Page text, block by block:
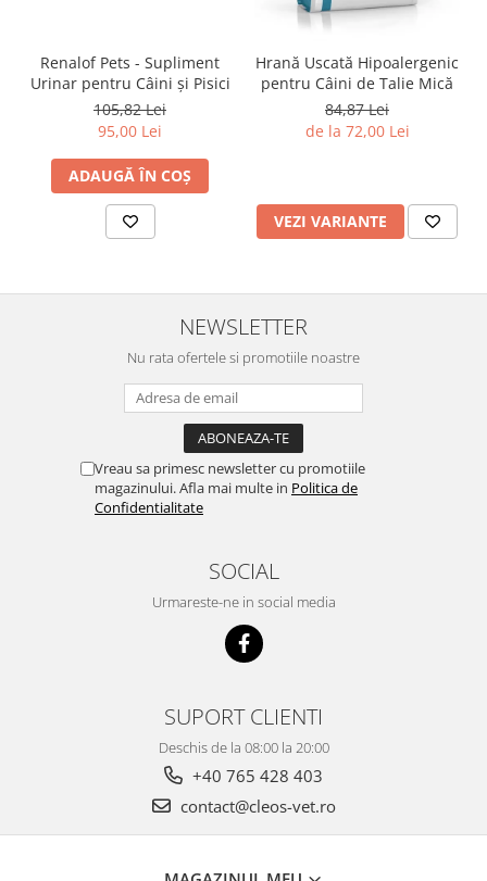
Renalof Pets - Supliment
Urinar pentru Câini și Pisici
105,82 Lei
95,00 Lei
ADAUGĂ ÎN COȘ
Hrană Uscată Hipoalergenic
pentru Câini de Talie Mică
84,87 Lei
de la 72,00 Lei
VEZI VARIANTE
NEWSLETTER
Nu rata ofertele si promotiile noastre
Vreau sa primesc newsletter cu promotiile
magazinului. Afla mai multe in Politica de
Confidentialitate
SOCIAL
Urmareste-ne in social media
SUPORT CLIENTI
Deschis de la 08:00 la 20:00
+40 765 428 403
contact@cleos-vet.ro